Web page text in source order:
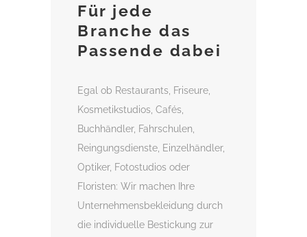
Für jede
Branche das
Passende dabei
Egal ob Restaurants, Friseure,
Kosmetikstudios, Cafés,
Buchhändler, Fahrschulen,
Reingungsdienste, Einzelhändler,
Optiker, Fotostudios oder
Floristen: Wir machen Ihre
Unternehmensbekleidung durch
die individuelle Bestickung zur